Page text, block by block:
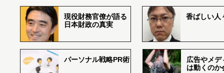
現役財務官僚が語る
日本財政の真実
香ばしい
パーソナル戦略PR術
広告やメデ
は動くのか